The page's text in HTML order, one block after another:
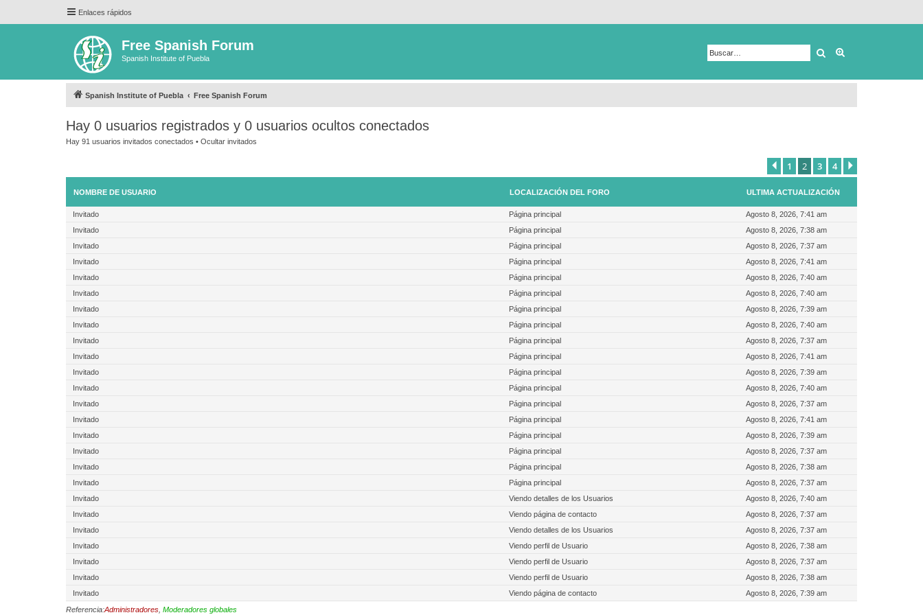
Enlaces rápidos
Free Spanish Forum
Spanish Institute of Puebla Buscar
Spanish Institute of Puebla Free Spanish Forum
Hay 0 usuarios registrados y 0 usuarios ocultos conectados
Hay 91 usuarios invitados conectados • Ocultar invitados
Anterior
1 2 3 4
NOMBRE DE USUARIO LOCALIZACIÓN DEL FORO ULTIMA ACTUALIZACIÓN
Invitado Página principal
Agosto 8, 2026, 7:41 am
Invitado
Página principal
Agosto 8, 2026, 7:38 am
Invitado
Página principal
Agosto 8, 2026, 7:37 am
Invitado
Página principal
Agosto 8, 2026, 7:41 am
Invitado
Página principal
Agosto 8, 2026, 7:40 am
Invitado
Página principal
Agosto 8, 2026, 7:40 am
Invitado
Página principal
Agosto 8, 2026, 7:39 am
Invitado
Página principal
Agosto 8, 2026, 7:40 am
Invitado
Página principal
Agosto 8, 2026, 7:37 am
Invitado
Página principal
Agosto 8, 2026, 7:41 am
Invitado
Página principal
Agosto 8, 2026, 7:39 am
Invitado
Página principal
Agosto 8, 2026, 7:40 am
Invitado
Página principal
Agosto 8, 2026, 7:37 am
Invitado
Página principal
Agosto 8, 2026, 7:41 am
Invitado
Página principal
Agosto 8, 2026, 7:39 am
Invitado
Página principal
Agosto 8, 2026, 7:37 am
Invitado
Página principal
Agosto 8, 2026, 7:38 am
Invitado
Página principal
Agosto 8, 2026, 7:37 am
Invitado
Viendo detalles de los Usuarios
Agosto 8, 2026, 7:40 am
Invitado
Viendo página de contacto
Agosto 8, 2026, 7:37 am
Invitado
Viendo detalles de los Usuarios
Agosto 8, 2026, 7:37 am
Invitado
Viendo perfil de Usuario
Agosto 8, 2026, 7:38 am
Invitado
Viendo perfil de Usuario
Agosto 8, 2026, 7:37 am
Invitado
Viendo perfil de Usuario
Agosto 8, 2026, 7:38 am
Invitado
Viendo página de contacto
Agosto 8, 2026, 7:39 am
Referencia:Administradores Moderadores globales